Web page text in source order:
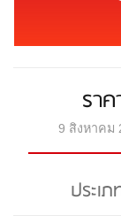
รา
9 สิงหาคม
ประเภ